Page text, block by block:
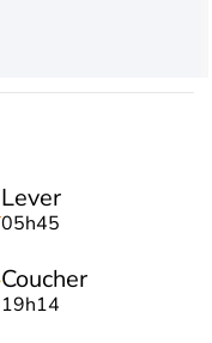
Lever
05h45
Coucher
19h14